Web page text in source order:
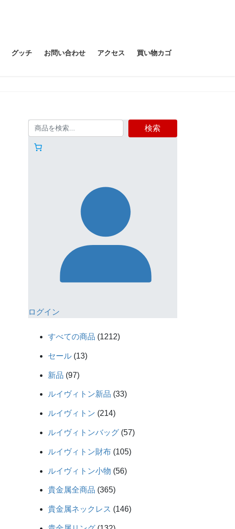
グッチ お問い合わせ アクセス 買い物カゴ
検索
ログイン
すべての商品 12121212
セール 1313
商
新品 9797
の
商
ルイヴィトン新品 3333
商
ルイヴィトン 214214
の
商
ルイヴィトンバッグ 5757
ルイヴィトン財布 105105
ルイヴィトン小物 5656
商
貴金属全商品 365365
の
貴金属ネックレス 146146